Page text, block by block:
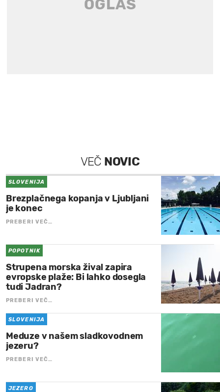
VEČ NOVIC
SLOVENIJA
Brezplačnega kopanja v Ljubljani
je konec
PREBERI VEČ…
POPOTNIK
Strupena morska žival zapira
evropske plaže: Bi lahko dosegla
tudi Jadran?
PREBERI VEČ…
SLOVENIJA
Meduze v našem sladkovodnem
jezeru?
PREBERI VEČ…
JEZERO